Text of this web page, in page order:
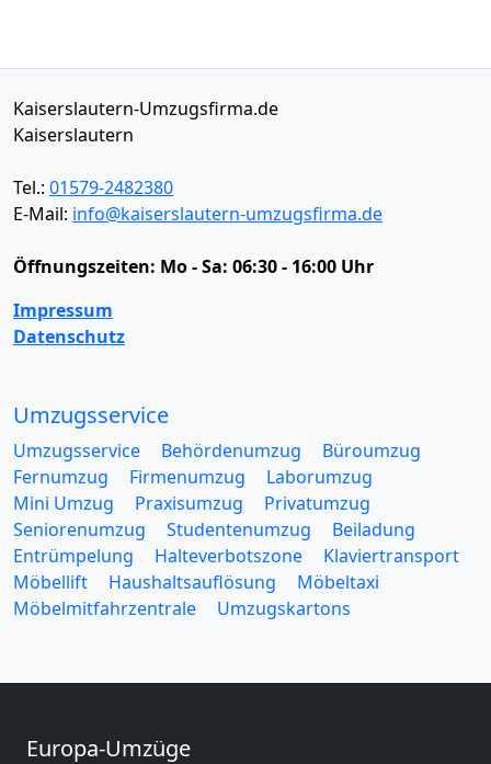
Kaiserslautern-Umzugsfirma.de
Kaiserslautern
Tel.: 01579-2482380
E-Mail: info@kaiserslautern-umzugsfirma.de
Öffnungszeiten: Mo - Sa: 06:30 - 16:00 Uhr
Impressum
Datenschutz
Umzugsservice
Umzugsservice Behördenumzug
Büroumzug
Fernumzug
Firmenumzug
Laborumzug
Mini Umzug
Praxisumzug
Privatumzug
Seniorenumzug
Studentenumzug
Beiladung
Entrümpelung
Halteverbotszone
Klaviertransport
Möbellift
Haushaltsauflösung
Möbeltaxi
Möbelmitfahrzentrale
Umzugskartons
Europa-Umzüge